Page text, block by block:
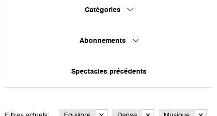
Catégories
Abonnements
Spectacles précédents